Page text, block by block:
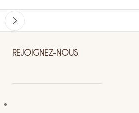
REJOIGNEZ-NOUS